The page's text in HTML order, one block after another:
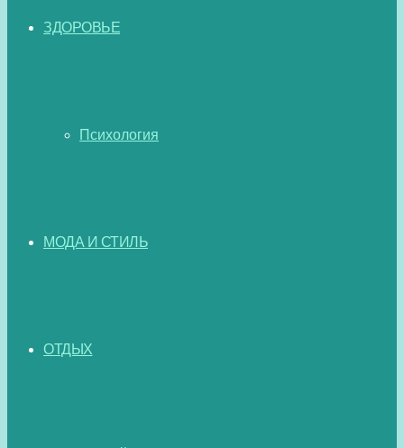
ЗДОРОВЬЕ
Психология
МОДА И СТИЛЬ
ОТДЫХ